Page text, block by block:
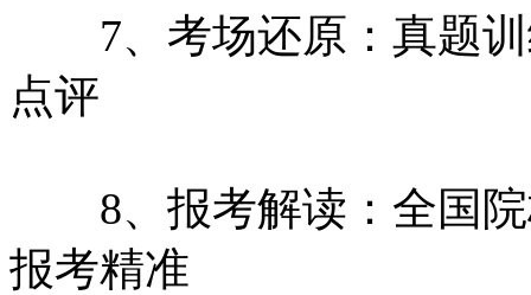
7、考场还原：真题训
点评
8、报考解读：全国院
报考精准